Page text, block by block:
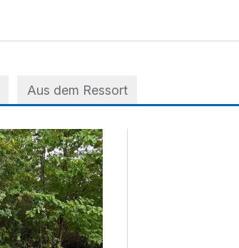
Aus dem Ressort